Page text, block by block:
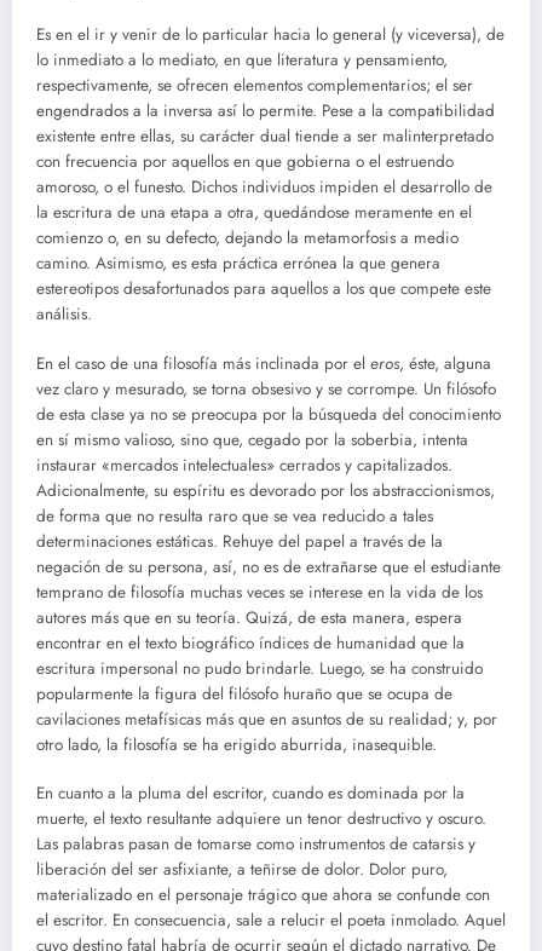
Es en el ir y venir de lo particular hacia lo general (y viceversa), de
lo inmediato a lo mediato, en que literatura y pensamiento,
respectivamente, se ofrecen elementos complementarios; el ser
engendrados a la inversa así lo permite. Pese a la compatibilidad
existente entre ellas, su carácter dual tiende a ser malinterpretado
con frecuencia por aquellos en que gobierna o el estruendo
amoroso, o el funesto. Dichos individuos impiden el desarrollo de
la escritura de una etapa a otra, quedándose meramente en el
comienzo o, en su defecto, dejando la metamorfosis a medio
camino. Asimismo, es esta práctica errónea la que genera
estereotipos desafortunados para aquellos a los que compete este
análisis.
En el caso de una filosofía más inclinada por el eros, éste, alguna
vez claro y mesurado, se torna obsesivo y se corrompe. Un filósofo
de esta clase ya no se preocupa por la búsqueda del conocimiento
en sí mismo valioso, sino que, cegado por la soberbia, intenta
instaurar «mercados intelectuales» cerrados y capitalizados.
Adicionalmente, su espíritu es devorado por los abstraccionismos,
de forma que no resulta raro que se vea reducido a tales
determinaciones estáticas. Rehuye del papel a través de la
negación de su persona, así, no es de extrañarse que el estudiante
temprano de filosofía muchas veces se interese en la vida de los
autores más que en su teoría. Quizá, de esta manera, espera
encontrar en el texto biográfico índices de humanidad que la
escritura impersonal no pudo brindarle. Luego, se ha construido
popularmente la figura del filósofo huraño que se ocupa de
cavilaciones metafísicas más que en asuntos de su realidad; y, por
otro lado, la filosofía se ha erigido aburrida, inasequible.
En cuanto a la pluma del escritor, cuando es dominada por la
muerte, el texto resultante adquiere un tenor destructivo y oscuro.
Las palabras pasan de tomarse como instrumentos de catarsis y
liberación del ser asfixiante, a teñirse de dolor. Dolor puro,
materializado en el personaje trágico que ahora se confunde con
el escritor. En consecuencia, sale a relucir el poeta inmolado. Aquel
cuyo destino fatal habría de ocurrir según el dictado narrativo. De